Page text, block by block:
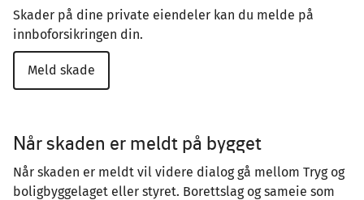
Skader på dine private eiendeler kan du melde på
innboforsikringen din.
Meld skade
Når skaden er meldt på bygget
Når skaden er meldt vil videre dialog gå mellom Tryg og
boligbyggelaget eller styret. Borettslag og sameie som